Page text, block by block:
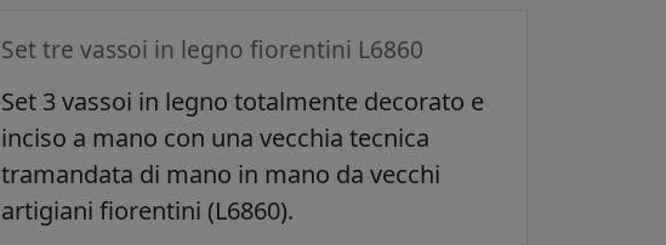
Set tre vassoi in legno fiorentini L6860
Set 3 vassoi in legno totalmente decorato e
inciso a mano con una vecchia tecnica
tramandata di mano in mano da vecchi
artigiani fiorentini (L6860).